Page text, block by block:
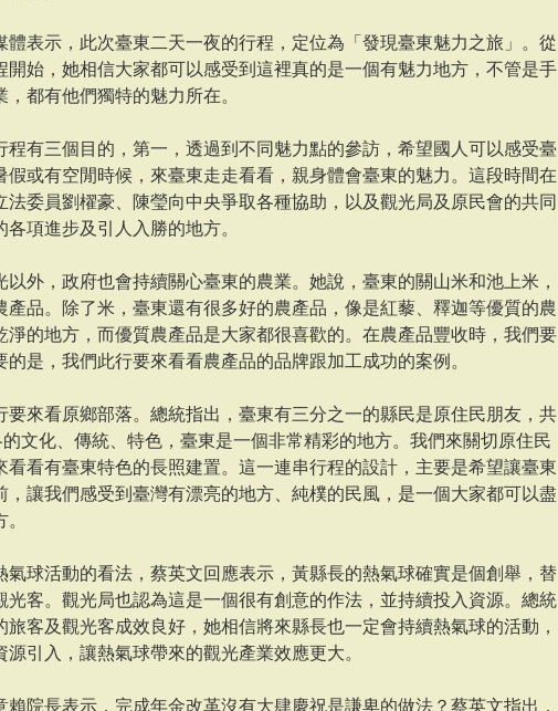
體表示，此次臺東二天一夜的行程，定位為「發現臺東魅力之旅」。從
開始，她相信大家都可以感受到這裡真的是一個有魅力地方，不管是手
都有他們獨特的魅力所在。
程有三個目的，第一，透過到不同魅力點的參訪，希望國人可以感受臺
假或有空閒時候，來臺東走走看看，親身體會臺東的魅力。這段時間在
法委員劉櫂豪、陳瑩向中央爭取各種協助，以及觀光局及原民會的共同
項進步及引人入勝的地方。
外，政府也會持續關心臺東的農業。她說，臺東的關山米和池上米，
產品。除了米，臺東還有很多好的農產品，像是紅藜、釋迦等優質的農
淨的地方，而優質農產品是大家都很喜歡的。在農產品豐收時，我們要
是，我們此行要來看看農產品的品牌跟加工成功的案例。
要來看原鄉部落。總統指出，臺東有三分之一的縣民是原住民朋友，共
文化、傳統、特色，臺東是一個非常精彩的地方。我們來關切原住民
看看有臺東特色的長照建置。這一連串行程的設計，主要是希望讓臺東
，讓我們感受到臺灣有漂亮的地方、純樸的民風，是一個大家都可以盡
氣球活動的看法，蔡英文回應表示，黃縣長的熱氣球確實是個創舉，替
光客。觀光局也認為這是一個很有創意的作法，並持續投入資源。總統
客及觀光客成效良好，她相信將來縣長也一定會持續熱氣球的活動，
引入，讓熱氣球帶來的觀光產業效應更大。
院長表示，完成年金改革沒有大肆慶祝是謙卑的做法？蔡英文指出，